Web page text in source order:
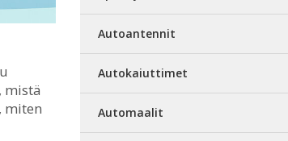
mistä
miten
Autoantennit
Autokaiuttimet
Automaalit